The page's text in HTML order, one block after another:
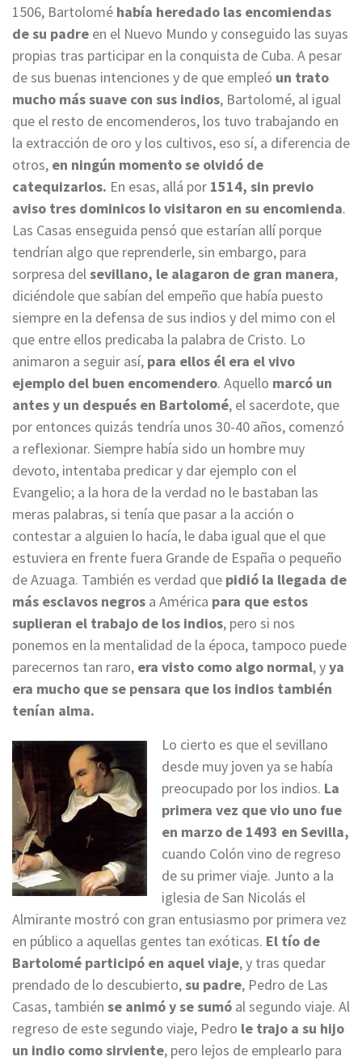
1506, Bartolomé había heredado las encomiendas
de su padre en el Nuevo Mundo y conseguido las suyas
propias tras participar en la conquista de Cuba. A pesar
de sus buenas intenciones y de que empleó un trato
mucho más suave con sus indios, Bartolomé, al igual
que el resto de encomenderos, los tuvo trabajando en
la extracción de oro y los cultivos, eso sí, a diferencia de
otros, en ningún momento se olvidó de
catequizarlos. En esas, allá por 1514, sin previo
aviso tres dominicos lo visitaron en su encomienda.
Las Casas enseguida pensó que estarían allí porque
tendrían algo que reprenderle, sin embargo, para
sorpresa delsevillano, le alagaron de gran manera,
diciéndole que sabían del empeño que había puesto
siempre en la defensa de sus indios y del mimo con el
que entre ellos predicaba la palabra de Cristo. Lo
animaron a seguir así, para ellos él era el vivo
ejemplo del buen encomendero. Aquello marcó un
antes y un después en Bartolomé, el sacerdote, que
por entonces quizás tendría unos 30-40 años, comenzó
a reflexionar. Siempre había sido un hombre muy
devoto, intentaba predicar y dar ejemplo con el
Evangelio; a la hora de la verdad no le bastaban las
meras palabras, si tenía que pasar a la acción o
contestar a alguien lo hacía, le daba igual que el que
estuviera en frente fuera Grande de España o pequeño
de Azuaga. También es verdad que pidió la llegada de
más esclavos negros a América para que estos
suplieran el trabajo de los indios, pero si nos
ponemos en la mentalidad de la época, tampoco puede
parecernos tan raro, era visto como algo normal, yya
era mucho que se pensara que los indios también
tenían alma.
Lo cierto es que el sevillano
desde muy joven ya se había
preocupado por los indios. La
primera vez que vio uno fue
en marzo de 1493 en Sevilla,
cuando Colón vino de regreso
de su primer viaje. Junto a la
iglesia de San Nicolás el
Almirante mostró con gran entusiasmo por primera vez
en público a aquellas gentes tan exóticas. El tío de
Bartolomé participó en aquel viaje, y tras quedar
prendado de lo descubierto,su padre, Pedro de Las
Casas, también se animó y se sumó al segundo viaje. Al
regreso de este segundo viaje, Pedro le trajo a su hijo
un indio como sirviente, pero lejos de emplearlo para